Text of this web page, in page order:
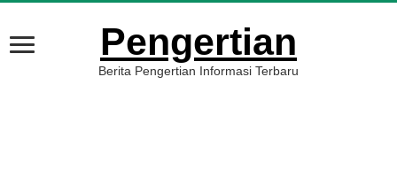
Pengertian
Berita Pengertian Informasi Terbaru